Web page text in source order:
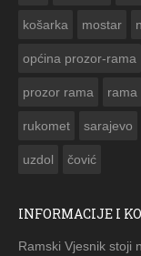
košarka mostar
općina prozor-rama
prozor rama rama
rukomet sarajevo
uzdol čović
INFORMACIJE I
Ramski Vjesnik stoji